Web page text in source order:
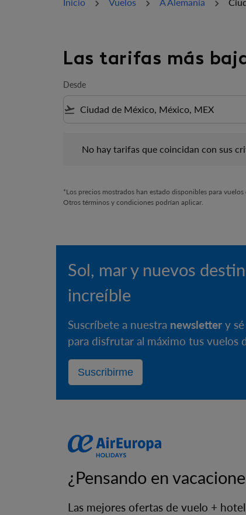
Las tarifas más
Desde
flight_takeoff
No hay tarifas que coincidan con sus
*Los precios mostrados han estado disponibles para
Otros términos y condiciones podrían aplicar.
Sol, mar y nuevos
increíble
Suscríbete a nuestra newsletter y
para disfrutar al máximo tus vuelos
Suscribirme
¿Pensando en
Las mejores ofertas de vuelo +